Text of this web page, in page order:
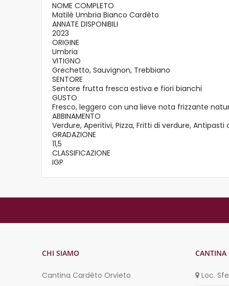
NOME COMPLETO
Matilè Umbria Bianco Cardèto
ANNATE DISPONIBILI
2023
ORIGINE
Umbria
VITIGNO
Grechetto, Sauvignon, Trebbiano
SENTORE
Sentore frutta fresca estiva e fiori bianchi
GUSTO
Fresco, leggero con una lieve nota frizzante
ABBINAMENTO
Verdure, Aperitivi, Pizza, Fritti di verdure, Antipasti
GRADAZIONE
11,5
CLASSIFICAZIONE
IGP
CHI SIAMO
Cantina Cardèto Orvieto
CANTINA
Loc.